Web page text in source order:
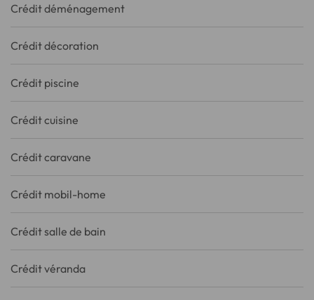
Crédit déménagement
Crédit décoration
Crédit piscine
Crédit cuisine
Crédit caravane
Crédit mobil-home
Crédit salle de bain
Crédit véranda